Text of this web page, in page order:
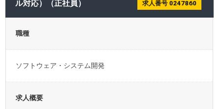
ル対応）（正社員）
求人番号 0247860
職種
ソフトウェア・システム開発
求人概要